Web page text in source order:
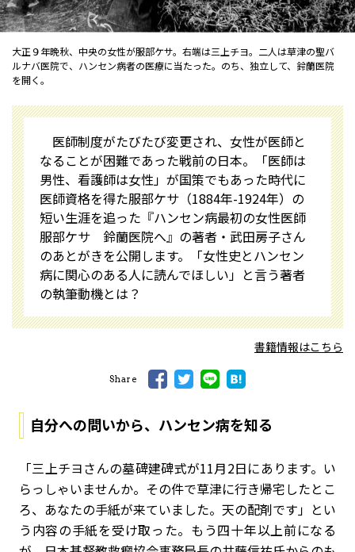
大正９年晩秋、中央の女性が服部ケサ。右端は三上チヨ。二人は草津の聖バ
ルナバ医院で、ハンセン病者の医療に当たった。のち、独立して、鈴蘭医院
を開く。
医師制度がたびたび変更され、女性が医師と
なることが困難であった戦前の日本。「医師は
男性、看護師は女性」が国策でもあった時代に
医師資格を得た服部ケサ（1884年-1924年）の
短い生涯を追った『ハンセン病最初の女性医師
服部ケサ 鈴蘭医院へ』の著者・武田房子さん
のあとがきを公開します。「女性史とハンセン
病に関心のある人に読んでほしい」と言う著者
の執筆動機とは？
書籍情報はこちら
Share
自分への問いから、ハンセン病を知る
「三上チヨさんの墓碑建碑式が11月2日にあります。い
らっしゃいませんか。その件で草津に行き帰宅したとこ
ろ、あなたの手紙が来ていました。天の配剤です」とい
う内容の手紙を受け取った。もう四十年以上前になる